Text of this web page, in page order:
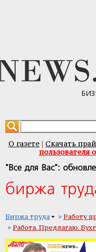
О газете
Скачать
пользователя
"Все для Вас":
биржа
Биржа труда » Работу
» Работа. Предлагаю.